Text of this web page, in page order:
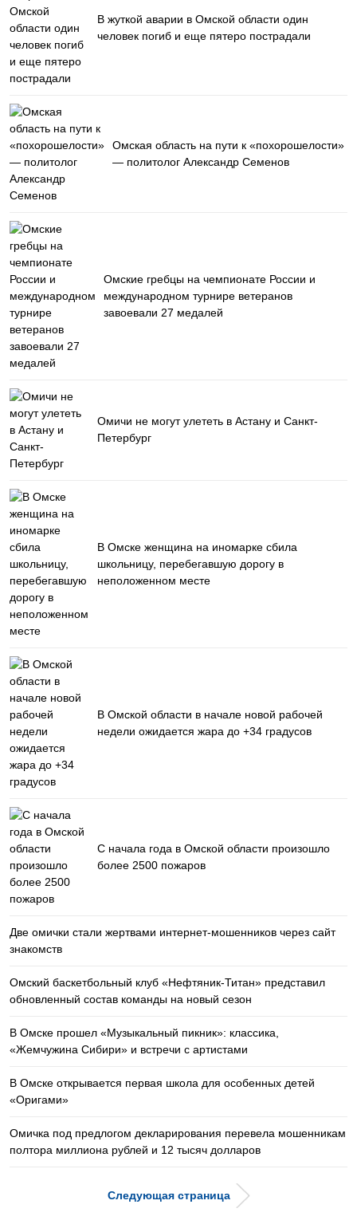
В жуткой аварии в Омской области один
человек погиб и еще пятеро пострадали
Омская область на пути к «похорошелости»
— политолог Александр Семенов
Омские гребцы на чемпионате России и
международном турнире ветеранов
завоевали 27 медалей
Омичи не могут улететь в Астану и Санкт-
Петербург
В Омске женщина на иномарке сбила
школьницу, перебегавшую дорогу в
неположенном месте
В Омской области в начале новой рабочей
недели ожидается жара до +34 градусов
С начала года в Омской области произошло
более 2500 пожаров
Две омички стали жертвами интернет-мошенников через сайт
знакомств
Омский баскетбольный клуб «Нефтяник-Титан» представил
обновленный состав команды на новый сезон
В Омске прошел «Музыкальный пикник»: классика,
«Жемчужина Сибири» и встречи с артистами
В Омске открывается первая школа для особенных детей
«Оригами»
Омичка под предлогом декларирования перевела мошенникам
полтора миллиона рублей и 12 тысяч долларов
Следующая страница